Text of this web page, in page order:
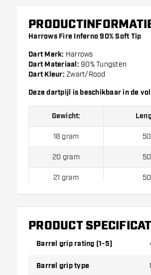
Harrows Fire Inferno 90% Soft Tip
Dart Merk: Harrows
Dart Materiaal: 90% Tungsten
Dart Kleur: Zwart/Rood
Deze dartpijl is beschikbaar in de
Gewicht:
18 gram
20 gram
21 gram
PRODUCT
Barrel grip rating (1-5)
Barrel grip type